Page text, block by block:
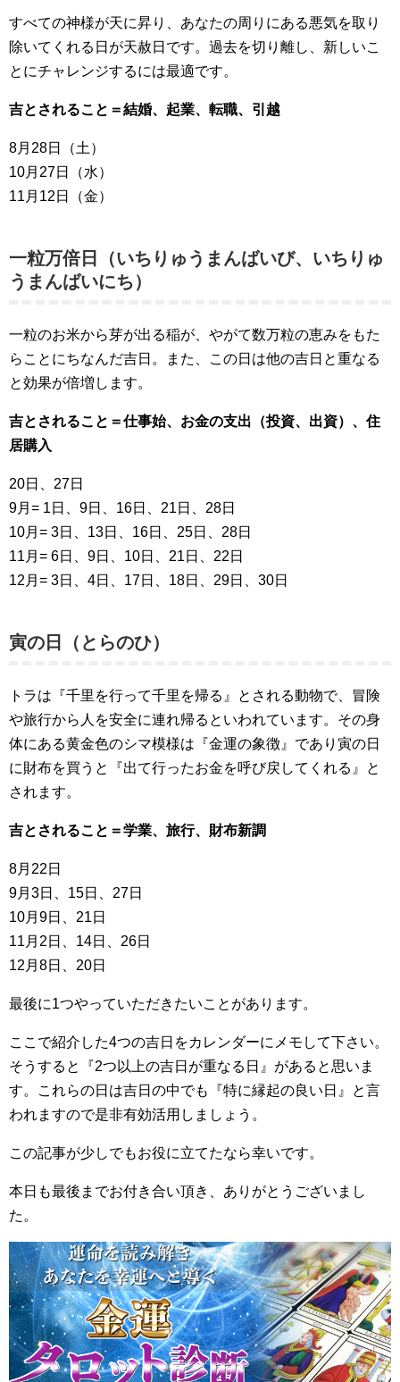
すべての神様が天に昇り、あなたの周りにある悪気を取り
除いてくれる日が天赦日です。過去を切り離し、新しいこ
とにチャレンジするには最適です。
吉とされること＝結婚、起業、転職、引越
8月28日（土）
10月27日（水）
11月12日（金）
一粒万倍日（いちりゅうまんばいび、いちりゅ
うまんばいにち）
一粒のお米から芽が出る稲が、やがて数万粒の恵みをもた
らことにちなんだ吉日。また、この日は他の吉日と重なる
と効果が倍増します。
吉とされること＝仕事始、お金の支出（投資、出資）、住
居購入
20日、27日
9月= 1日、9日、16日、21日、28日
10月= 3日、13日、16日、25日、28日
11月= 6日、9日、10日、21日、22日
12月= 3日、4日、17日、18日、29日、30日
寅の日（とらのひ）
トラは『千里を行って千里を帰る』とされる動物で、冒険
や旅行から人を安全に連れ帰るといわれています。その身
体にある黄金色のシマ模様は『金運の象徴』であり寅の日
に財布を買うと『出て行ったお金を呼び戻してくれる』と
されます。
吉とされること＝学業、旅行、財布新調
8月22日
9月3日、15日、27日
10月9日、21日
11月2日、14日、26日
12月8日、20日
最後に1つやっていただきたいことがあります。
ここで紹介した4つの吉日をカレンダーにメモして下さい。
そうすると『2つ以上の吉日が重なる日』があると思いま
す。これらの日は吉日の中でも『特に縁起の良い日』と言
われますので是非有効活用しましょう。
この記事が少しでもお役に立てたなら幸いです。
本日も最後までお付き合い頂き、ありがとうございまし
た。